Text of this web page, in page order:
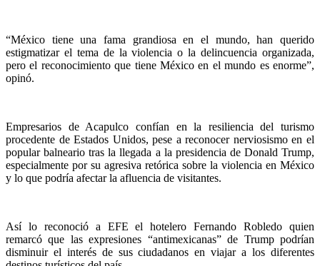
“México tiene una fama grandiosa en el mundo, han querido
estigmatizar el tema de la violencia o la delincuencia organizada,
pero el reconocimiento que tiene México en el mundo es enorme”,
opinó.
Empresarios de Acapulco confían en la resiliencia del turismo
procedente de Estados Unidos, pese a reconocer nerviosismo en el
popular balneario tras la llegada a la presidencia de Donald Trump,
especialmente por su agresiva retórica sobre la violencia en México
y lo que podría afectar la afluencia de visitantes.
Así lo reconoció a EFE el hotelero Fernando Robledo quien
remarcó que las expresiones “antimexicanas” de Trump podrían
disminuir el interés de sus ciudadanos en viajar a los diferentes